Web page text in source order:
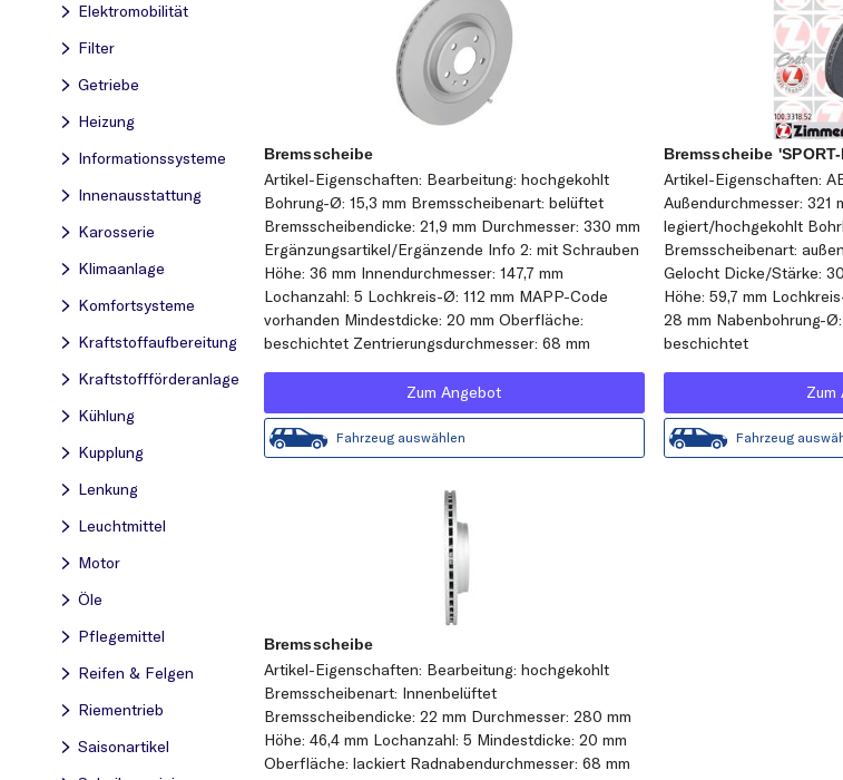
Elektromobilität
Filter
Getriebe
Heizung
Informationssysteme
Innenausstattung
Karosserie
Klimaanlage
Komfortsysteme
Kraftstoff­aufbereitung
Kraftstoff­förderanlage
Kühlung
Kupplung
Lenkung
Leuchtmittel
Motor
Öle
Pflegemittel
Reifen & Felgen
Riementrieb
Saisonartikel
Bremsscheibe
Artikel-Eigenschaften: Bearbeitung: hochgekohlt
Bohrung-Ø: 15,3 mm Bremsscheibenart: belüftet
Bremsscheibendicke: 21,9 mm Durchmesser: 330 mm
Ergänzungsartikel/Ergänzende Info 2: mit Schrauben
Höhe: 36 mm Innendurchmesser: 147,7 mm
Lochanzahl: 5 Lochkreis-Ø: 112 mm MAPP-Code
vorhanden Mindestdicke: 20 mm Oberfläche:
beschichtet Zentrierungsdurchmesser: 68 mm
Zum Angebot
Fahrzeug auswählen
Bremsscheibe
Artikel-Eigenschaften:
Außendurchmesser: 321
legiert/hochgekohlt
Bremsscheibenart:
Gelocht Dicke/Stärke:
Höhe: 59,7 mm
28 mm Nabenbohrung-
beschichtet
Zum
Fahrzeug
Bremsscheibe
Artikel-Eigenschaften: Bearbeitung: hochgekohlt
Bremsscheibenart: Innenbelüftet
Bremsscheibendicke: 22 mm Durchmesser: 280 mm
Höhe: 46,4 mm Lochanzahl: 5 Mindestdicke: 20 mm
Oberfläche: lackiert Radnabendurchmesser: 68 mm